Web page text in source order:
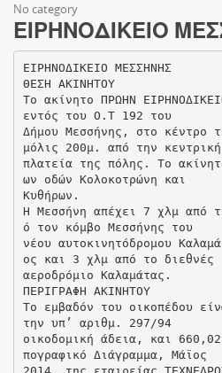
No category
ΕΙΡΗΝΟΔΙΚΕΙΟ
ΕΙΡΗΝΟΔΙΚΕΙΟ ΜΕΣΣΗΝΗΣ
ΘΕΣΗ ΑΚΙΝΗΤΟΥ
Το ακίνητο ΠΡΩΗΝ
εντός του Ο.Τ 192 του
Δήμου Μεσσήνης, στο κέντρο
μόλις 200μ. από την κεντρική
πλατεία της πόλης. Το
ων οδών Κολοκοτρώνη και
Κυθήρων.
Η Μεσσήνη απέχει 7 χλμ από
ό τον κόμβο Μεσσήνης του
νέου αυτοκινητόδρομου
ος και 3 χλμ από το διεθνές
αεροδρόμιο Καλαμάτας.
ΠΕΡΙΓΡΑΦΗ ΑΚΙΝΗΤΟΥ
Το εμβαδόν του οικοπέδου
την υπ’ αριθμ. 297/94
οικοδομική άδεια, και
πογραφικό Διάγραμμα, Μάϊος
2014, της εταιρείας